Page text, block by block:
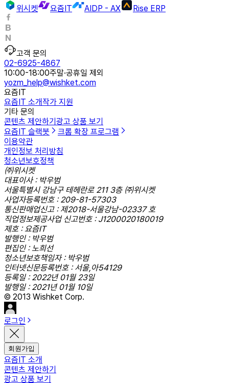
위시켓
요즘IT AIDP - AX Rise ERP
고객 문의
02-6925-4867
10:00-18:00주말·공휴일 제외
yozm_help@wishket.com
요즘IT
요즘IT 소개작가 지원
기타 문의
콘텐츠 제안하기 광고 상품 보기
요즘IT 슬랙봇
크롬 확장 프로그램
이용약관
개인정보 처리방침
청소년보호정책
㈜위시켓
대표이사 : 박우범
서울특별시 강남구 테헤란로 211 3층 ㈜위시켓
사업자등록번호 : 209-81-57303
통신판매업신고 : 제2018-서울강남-02337 호
직업정보제공사업 신고번호 : J1200020180019
제호 : 요즘IT
발행인 : 박우범
편집인 : 노희선
청소년보호책임자 : 박우범
인터넷신문등록번호 : 서울,아54129
등록일 : 2022년 01월 23일
발행일 : 2021년 01월 10일
© 2013 Wishket Corp.
로그인
회원가입
요즘IT 소개
콘텐츠 제안하기
광고 상품 보기